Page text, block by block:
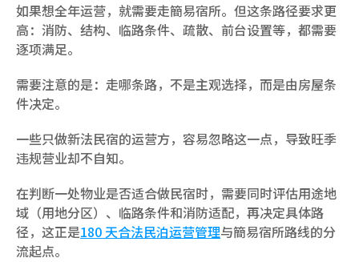
如果想全年运营，就需要走簡易宿所。但这条路径要求更
高：消防、结构、临路条件、疏散、前台设置等，都需要
逐项满足。
需要注意的是：走哪条路，不是主观选择，而是由房屋条
件决定。
一些只做新法民宿的运营方，容易忽略这一点，导致旺季
违规营业却不自知。
在判断一处物业是否适合做民宿时，需要同时评估用途地
域（用地分区）、临路条件和消防适配，再决定具体路
径，这正是180 天合法民泊运营管理与簡易宿所路线的分
流起点。